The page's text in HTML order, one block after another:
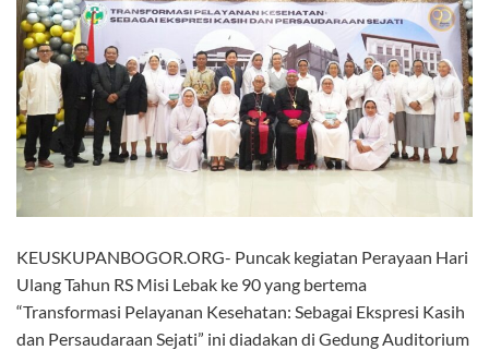
KEUSKUPANBOGOR.ORG- Puncak kegiatan Perayaan Hari
Ulang Tahun RS Misi Lebak ke 90 yang bertema
“Transformasi Pelayanan Kesehatan: Sebagai Ekspresi Kasih
dan Persaudaraan Sejati” ini diadakan di Gedung Auditorium